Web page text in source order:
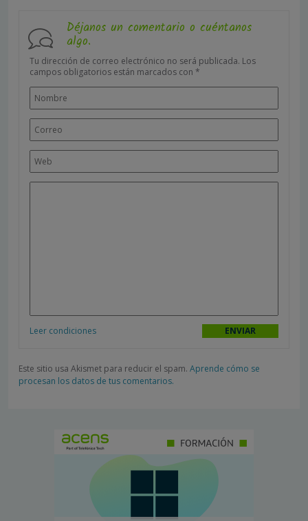
Déjanos un comentario o cuéntanos
algo.
Tu dirección de correo electrónico no será publicada. Los
campos obligatorios están marcados con *
Leer condiciones
Este sitio usa Akismet para reducir el spam. Aprende cómo se
procesan los datos de tus comentarios.